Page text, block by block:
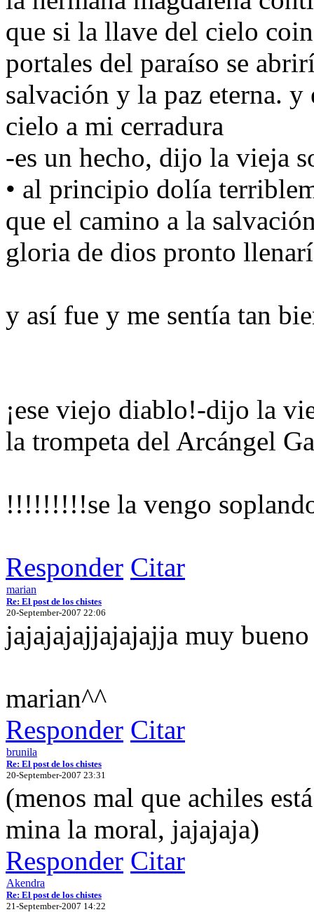
que si la llave del cielo
portales del paraíso se
salvación y la paz eterna.
cielo a mi cerradura
-es un hecho, dijo la vieja
• al principio dolía
que el camino a la
gloria de dios pronto
y así fue y me sentía tan
¡ese viejo diablo!-dijo la
la trompeta del
!!!!!!!!!se la vengo
Responder Citar
marian
Re: El post de los chistes
20-September-2007 22:06
jajajajajjajajajja muy
marian^^
Responder Citar
brunila
Re: El post de los chistes
20-September-2007 23:31
(menos mal que achiles
mina la moral, jajajaja)
Responder Citar
Akendra
Re: El post de los chistes
21-September-2007 14:22